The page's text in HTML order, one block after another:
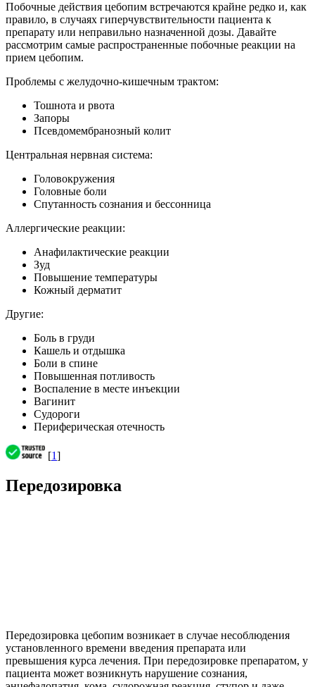
Побочные действия цебопим встречаются крайне редко и, как
правило, в случаях гиперчувствительности пациента к
препарату или неправильно назначенной дозы. Давайте
рассмотрим самые распространенные побочные реакции на
прием цебопим.
Проблемы с желудочно-кишечным трактом:
Тошнота и рвота
Запоры
Псевдомембранозный колит
Центральная нервная система:
Головокружения
Головные боли
Спутанность сознания и бессонница
Аллергические реакции:
Анафилактические реакции
Зуд
Повышение температуры
Кожный дерматит
Другие:
Боль в груди
Кашель и отдышка
Боли в спине
Повышенная потливость
Воспаление в месте инъекции
Вагинит
Судороги
Периферическая отечность
[1]
Передозировка
Передозировка цебопим возникает в случае несоблюдения
установленного времени введения препарата или
превышения курса лечения. При передозировке препаратом, у
пациента может возникнуть нарушение сознания,